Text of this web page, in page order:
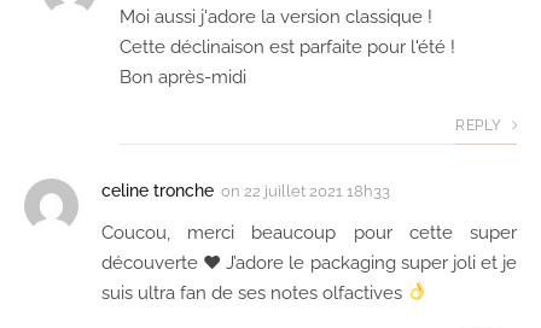
Moi aussi j'adore la version classique !
Cette déclinaison est parfaite pour l'été !
Bon après-midi
REPLY
celine tronche on 22 juillet 2021 18h33
Coucou, merci beaucoup pour cette super
découverte ♥️ J’adore le packaging super joli et je
suis ultra fan de ses notes olfactives